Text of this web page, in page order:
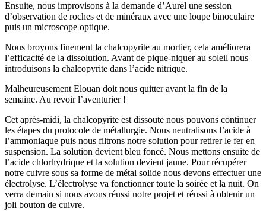
Ensuite, nous improvisons à la demande d’Aurel une session
d’observation de roches et de minéraux avec une loupe binoculaire
puis un microscope optique.
Nous broyons finement la chalcopyrite au mortier, cela améliorera
l’efficacité de la dissolution. Avant de pique-niquer au soleil nous
introduisons la chalcopyrite dans l’acide nitrique.
Malheureusement Elouan doit nous quitter avant la fin de la
semaine. Au revoir l’aventurier !
Cet après-midi, la chalcopyrite est dissoute nous pouvons continuer
les étapes du protocole de métallurgie. Nous neutralisons l’acide à
l’ammoniaque puis nous filtrons notre solution pour retirer le fer en
suspension. La solution devient bleu foncé. Nous mettons ensuite de
l’acide chlorhydrique et la solution devient jaune. Pour récupérer
notre cuivre sous sa forme de métal solide nous devons effectuer une
électrolyse. L’électrolyse va fonctionner toute la soirée et la nuit. On
verra demain si nous avons réussi notre projet et réussi à obtenir un
joli bouton de cuivre.